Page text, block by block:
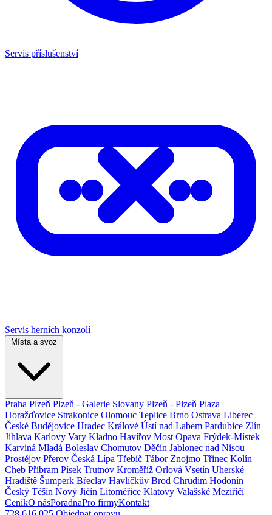
Servis příslušenství
Servis herních konzolí
Místa a svoz
Praha Plzeň Plzeň - Galerie Slovany Plzeň - Plzeň Plaza
Horažďovice Strakonice Olomouc Teplice Brno Ostrava Liberec
České Budějovice Hradec Králové Ústí nad Labem Pardubice Zlín
Jihlava Karlovy Vary Kladno Havířov Most Opava Frýdek-Místek
Karviná Mladá Boleslav Chomutov Děčín Jablonec nad Nisou
Prostějov Přerov Česká Lípa Třebíč Tábor Znojmo Třinec Kolín
Cheb Příbram Písek Trutnov Kroměříž Orlová Vsetín Uherské
Hradiště Šumperk Břeclav Havlíčkův Brod Chrudim Hodonín
Český Těšín Nový Jičín Litoměřice Klatovy Valašské Meziříčí
CeníkO násPoradnaPro firmyKontakt